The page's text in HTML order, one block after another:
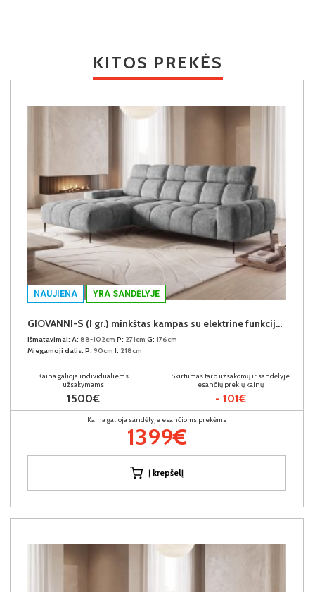
KITOS PREKĖS
NAUJIENA YRA SANDĖLYJE
GIOVANNI-S (I gr.) minkštas kampas su elektrine funkcija (Aphrodite-21) K
Išmatavimai: A: 88-102cm P: 271cm G: 176cm
Miegamoji dalis: P: 90cm I: 218cm
Kaina galioja individualiems
užsakymams
1500€
Skirtumas tarp užsakomų ir sandėlyje
esančių prekių kainų
- 101€
Kaina galioja sandėlyje esančioms prekėms
1399€
Į krepšelį